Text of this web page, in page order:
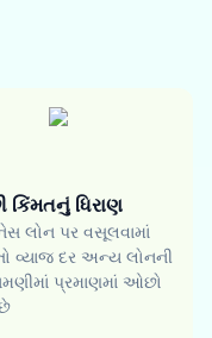
ધિરાણ
લોન પર વસૂલવામાં
વ્યાજ દર અન્ય લોનની
પ્રમાણમાં ઓછો